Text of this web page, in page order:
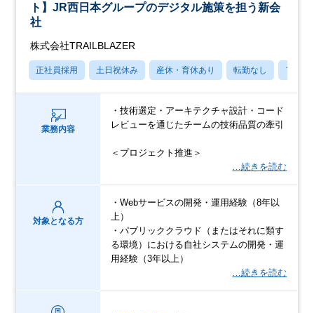
ト】JR西日本グループのデジタル施策を担う新会
社
株式会社TRAILBLAZER
正社員採用 土日祝休み 産休・育休あり 転勤なし フレッ
業務内容
・技術選定・アーキテクチャ設計・コード
レビューを通じたチームの技術品質の牽引
＜プロジェクト推進＞
…続きを読む
対象となる方
・Webサービスの開発・運用経験（8年以
上）
・パブリッククラウド（またはそれに類す
る環境）における自社システムの開発・運
用経験（3年以上）
…続きを読む